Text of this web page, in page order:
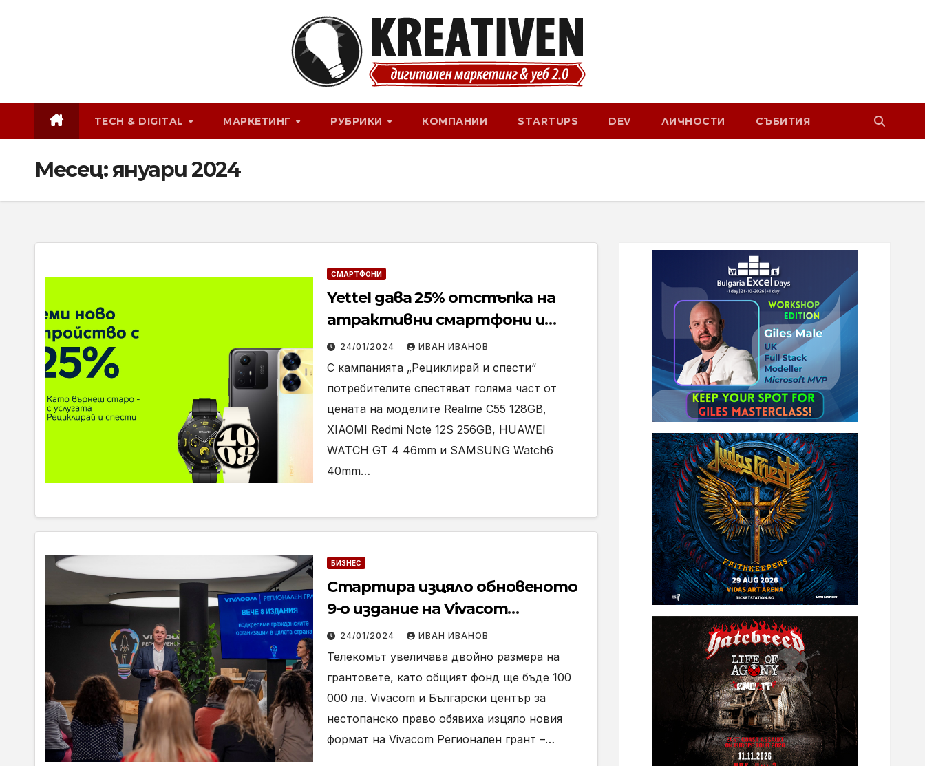
TECH & DIGITAL МАРКЕТИНГ РУБРИКИ КОМПАНИИ STARTUPS DEV ЛИЧНОСТИ СЪБИТИЯ
Месец:януари 2024
СМАРТФОНИ
Yettel дава 25% отстъпка на
атрактивни смартфони и
смарт часовници срещу
връщане на старо устройство
24/01/2024 ИВАН ИВАНОВ
С кампанията „Рециклирай и спести“
потребителите спестяват голяма част от
цената на моделите Realme C55 128GB,
XIAOMI Redmi Note 12S 256GB, HUAWEI
WATCH GT 4 46mm и SAMSUNG Watch6
40mm…
БИЗНЕС
Стартира изцяло обновеното
9-о издание на Vivacom
Регионален грант
24/01/2024 ИВАН ИВАНОВ
Телекомът увеличава двойно размера на
грантовете, като общият фонд ще бъде 100
000 лв. Vivacom и Български център за
нестопанско право обявиха изцяло новия
формат на Vivacom Регионален грант –…